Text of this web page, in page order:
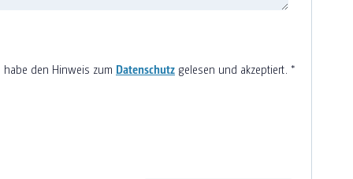
habe den Hinweis zum Datenschutz gelesen und akzeptiert. *